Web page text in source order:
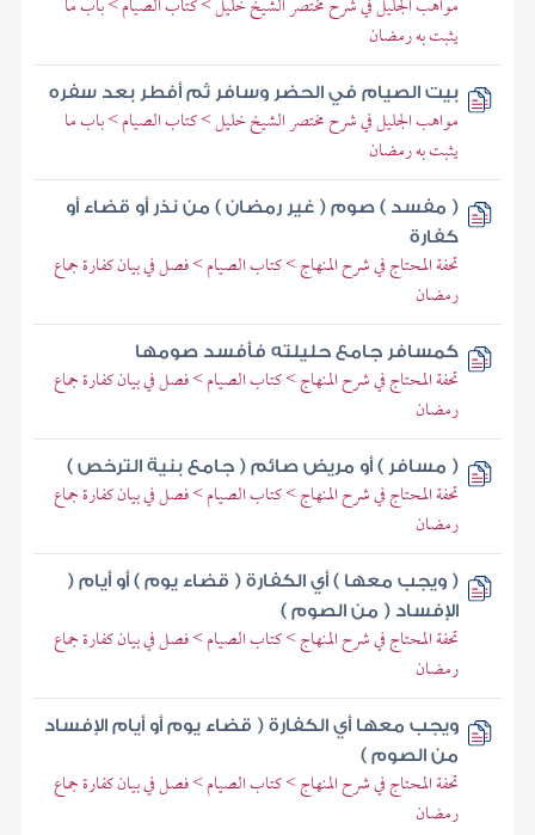
مواهب الجليل في شرح مختصر الشيخ خليل > كتاب الصيام > باب ما
يثبت به رمضان
بيت الصيام في الحضر وسافر ثم أفطر بعد سفره
مواهب الجليل في شرح مختصر الشيخ خليل > كتاب الصيام > باب ما
يثبت به رمضان
( مفسد ) صوم ( غير رمضان ) من نذر أو قضاء أو
كفارة
تحفة المحتاج في شرح المنهاج > كتاب الصيام > فصل في بيان كفارة جماع
رمضان
كمسافر جامع حليلته فأفسد صومها
تحفة المحتاج في شرح المنهاج > كتاب الصيام > فصل في بيان كفارة جماع
رمضان
( مسافر ) أو مريض صائم ( جامع بنية الترخص )
تحفة المحتاج في شرح المنهاج > كتاب الصيام > فصل في بيان كفارة جماع
رمضان
( ويجب معها ) أي الكفارة ( قضاء يوم ) أو أيام (
الإفساد ( من الصوم )
تحفة المحتاج في شرح المنهاج > كتاب الصيام > فصل في بيان كفارة جماع
رمضان
ويجب معها أي الكفارة ( قضاء يوم أو أيام الإفساد
من الصوم )
تحفة المحتاج في شرح المنهاج > كتاب الصيام > فصل في بيان كفارة جماع
رمضان